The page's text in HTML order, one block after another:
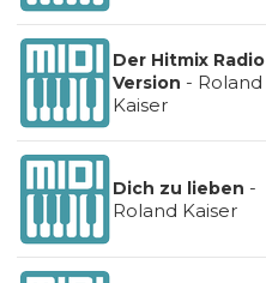
Der Hitmix Radio
Version - Roland
Kaiser
Dich zu lieben -
Roland Kaiser